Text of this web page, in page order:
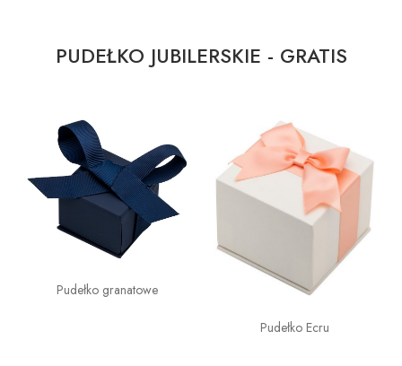
PUDEŁKO JUBILERSKIE - GRATIS
Pudełko granatowe
Pudełko Ecru